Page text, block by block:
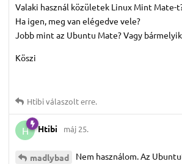
Valaki használ közületek Linux Mint Mate-
Ha igen, meg van elégedve vele?
Jobb mint az Ubuntu Mate? Vagy
Köszi
Htibiválaszolt erre.
H Htibi máj 25.
madlybad
Nem használom. Az